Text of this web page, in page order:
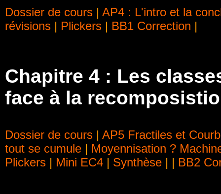
Dossier de cours | AP4 : L'intro et la
révisions | Plickers | BB1 Correction |
Chapitre 4 : Les
face à la
Dossier de cours | AP5 Fractiles et
tout se cumule | Moyennisation ?
Plickers | Mini EC4 | Synthèse | | BB2